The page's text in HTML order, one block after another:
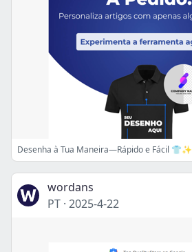
Desenha à Tua Maneira—Rápido e Fácil 👕✨
wordans
PT · 2025-4-22